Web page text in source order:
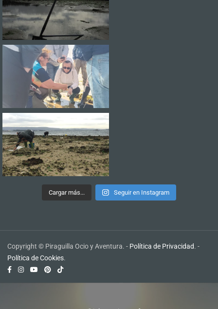
Cargar más... Seguir en Instagram
Copyright © Piraguilla Ocio y Aventura. - Política de Privacidad. -
Política de Cookies.